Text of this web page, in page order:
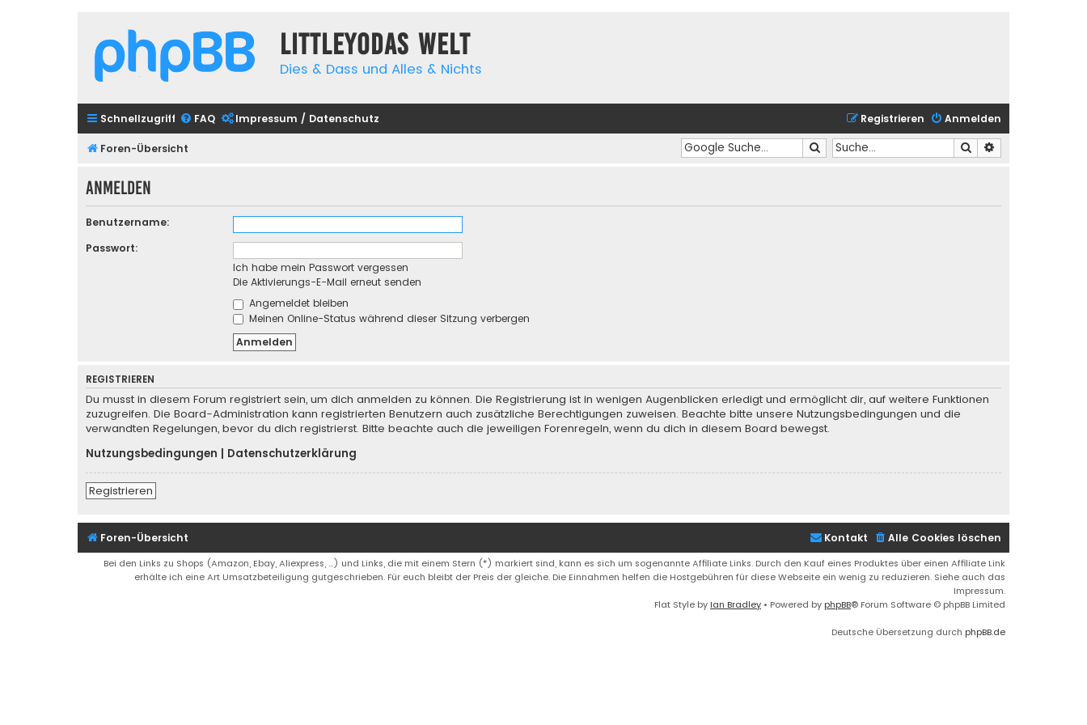
Littleyodas Welt
Dies & Dass und Alles & Nichts
Schnellzugriff FAQ Impressum / Datenschutz Anmelden
Registrieren
Foren-Übersicht Suche
Suche
Anmelden
Benutzername:
Passwort:
Ich habe mein Passwort vergessen
Die Aktivierungs-E-Mail erneut senden
Angemeldet bleiben
Meinen Online-Status während dieser Sitzung verbergen
REGISTRIEREN
Du musst in diesem Forum registriert sein, um dich anmelden zu können. Die Registrierung ist in wenigen Augenblicken erledigt und ermöglicht dir, auf weitere Funktionen
zuzugreifen. Die Board-Administration kann registrierten Benutzern auch zusätzliche Berechtigungen zuweisen. Beachte bitte unsere Nutzungsbedingungen und die
verwandten Regelungen, bevor du dich registrierst. Bitte beachte auch die jeweiligen Forenregeln, wenn du dich in diesem Board bewegst.
Nutzungsbedingungen
Datenschutzerklärung
Registrieren
Foren-Übersicht Alle Cookies löschen
Kontakt
Bei den Links zu Shops (Amazon, Ebay, Aliexpress, ...) und Links, die mit einem Stern (*) markiert sind, kann es sich um sogenannte Affiliate Links. Durch den Kauf eines Produktes über einen Affiliate Link
erhälte ich eine Art Umsatzbeteiligung gutgeschrieben. Für euch bleibt der Preis der gleiche. Die Einnahmen helfen die Hostgebühren für diese Webseite ein wenig zu reduzieren. Siehe auch das
Impressum.
Flat Style by Ian Bradley • Powered by phpBB® Forum Software © phpBB Limited
Deutsche Übersetzung durch phpBB.de